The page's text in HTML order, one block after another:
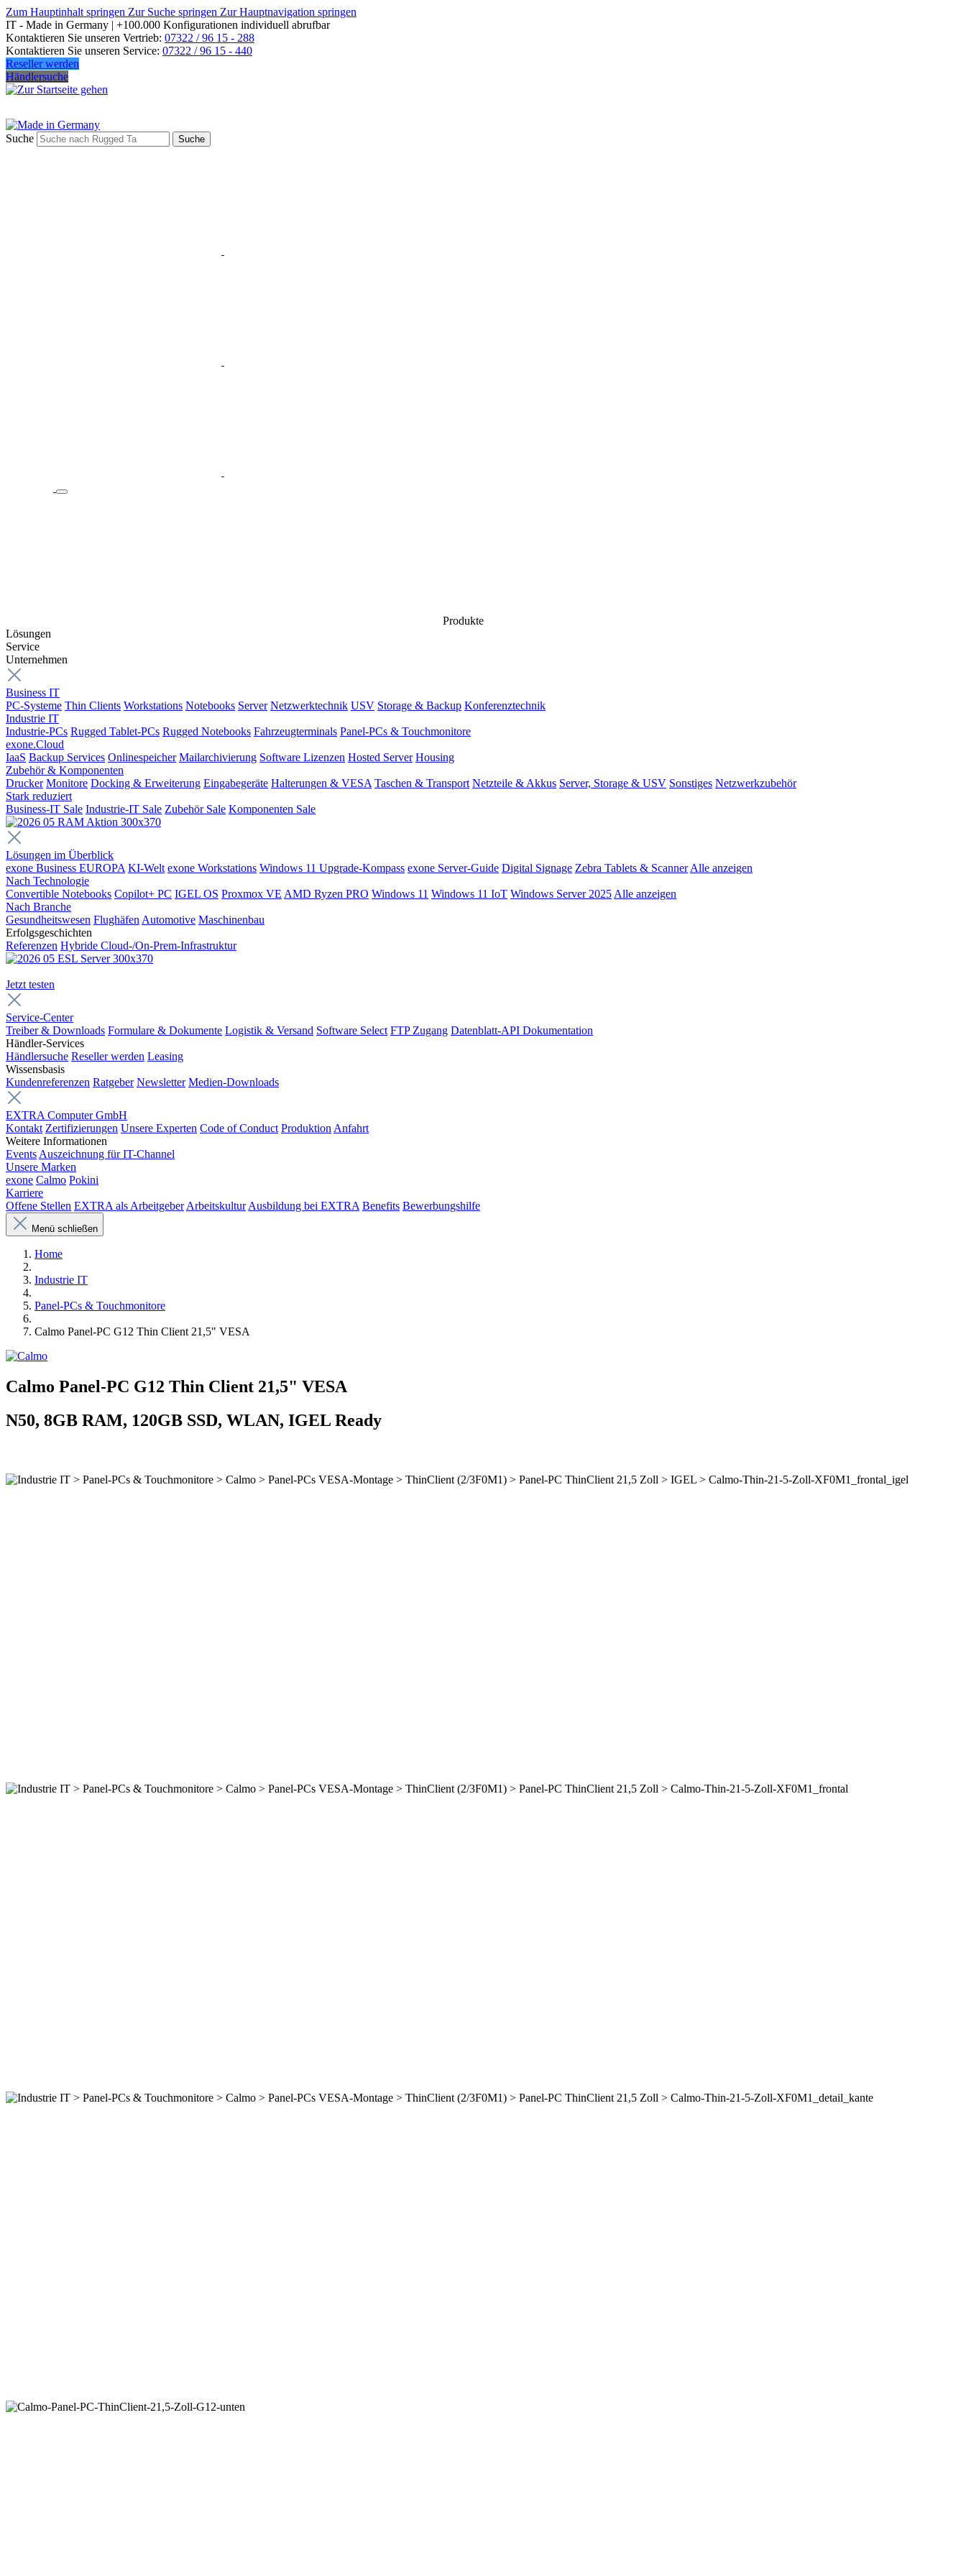
Zum Hauptinhalt springen Zur Suche springen Zur Hauptnavigation springen
IT - Made in Germany | +100.000 Konfigurationen individuell abrufbar
Kontaktieren Sie unseren Vertrieb: 07322 / 96 15 - 288
Kontaktieren Sie unseren Service: 07322 / 96 15 - 440
Reseller werden
Händlersuche
Suche Suche
Produkte
Lösungen
Service
Unternehmen
Business IT
PC-Systeme Thin Clients Workstations Notebooks Server Netzwerktechnik USV Storage & Backup Konferenztechnik
Industrie IT
Industrie-PCs Rugged Tablet-PCs Rugged Notebooks Fahrzeugterminals Panel-PCs & Touchmonitore
exone.Cloud
IaaS Backup Services Onlinespeicher Mailarchivierung Software Lizenzen Hosted Server Housing
Zubehör & Komponenten
Drucker Monitore Docking & Erweiterung Eingabegeräte Halterungen & VESA Taschen & Transport Netzteile & Akkus Server, Storage & USV Sonstiges Netzwerkzubehör
Stark reduziert
Business-IT Sale Industrie-IT Sale Zubehör Sale Komponenten Sale
Lösungen im Überblick
exone Business EUROPA KI-Welt exone Workstations Windows 11 Upgrade-Kompass exone Server-Guide Digital Signage Zebra Tablets & Scanner Alle anzeigen
Nach Technologie
Convertible Notebooks Copilot+ PC IGEL OS Proxmox VE AMD Ryzen PRO Windows 11 Windows 11 IoT Windows Server 2025 Alle anzeigen
Nach Branche
Gesundheitswesen Flughäfen Automotive Maschinenbau
Erfolgsgeschichten
Referenzen Hybride Cloud-/On-Prem-Infrastruktur
Jetzt testen
Service-Center
Treiber & Downloads Formulare & Dokumente Logistik & Versand Software Select FTP Zugang Datenblatt-API Dokumentation
Händler-Services
Händlersuche Reseller werden Leasing
Wissensbasis
Kundenreferenzen Ratgeber Newsletter Medien-Downloads
EXTRA Computer GmbH
Kontakt Zertifizierungen Unsere Experten Code of Conduct Produktion Anfahrt
Weitere Informationen
Events Auszeichnung für IT-Channel
Unsere Marken
exone Calmo Pokini
Karriere
Offene Stellen EXTRA als Arbeitgeber Arbeitskultur Ausbildung bei EXTRA Benefits Bewerbungshilfe
Menü schließen
Home
Industrie IT
Panel-PCs & Touchmonitore
Calmo Panel-PC G12 Thin Client 21,5" VESA
Calmo Panel-PC G12 Thin Client 21,5" VESA
N50, 8GB RAM, 120GB SSD, WLAN, IGEL Ready